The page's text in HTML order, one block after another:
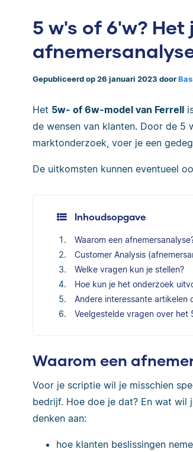
5 w's of 6'w?
Gepubliceerd op 26 januari 2023 door
Het 5w- of 6w-model van Ferrell
de wensen van klanten. Door de 5
marktonderzoek, voer je een
De uitkomsten kunnen eventueel
Inhoudsopgave
Waarom een
Customer Analysis
Welke vragen kun je stellen?
Hoe kun je het onderzoek
Andere interessante artikelen
Veelgestelde vragen over
Waarom een
Voor je scriptie wil je misschien
bedrijf. Hoe doe je dat? En wat
denken aan:
hoe klanten beslissingen